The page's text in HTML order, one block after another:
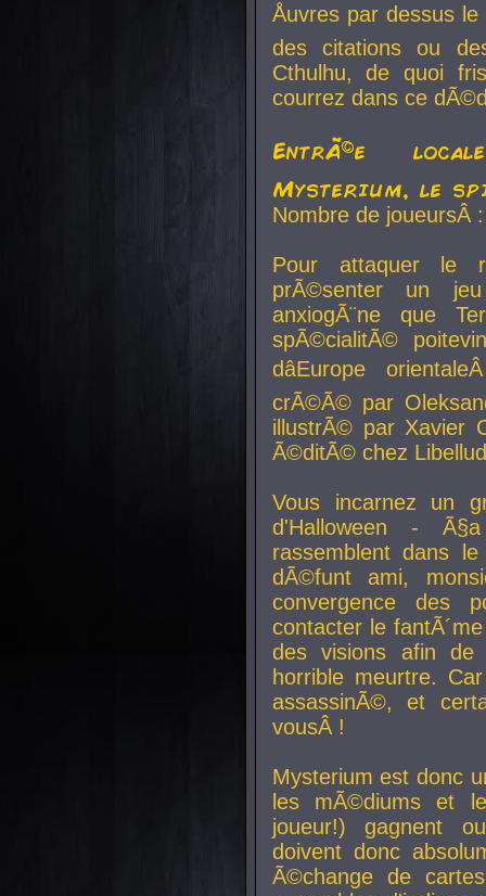
Åuvres par dessus
des citations ou
Cthulhu, de quoi
courrez dans ce
EntrÃ©e
Mysterium, le
Nombre de
Pour attaquer le
prÃ©senter un
anxiogÃ¨ne que
spÃ©cialitÃ©
dâEurope
crÃ©Ã© par
illustrÃ© par Xavier
Ã©ditÃ© chez
Vous incarnez un
d'Halloween -
rassemblent dans
dÃ©funt ami,
convergence des
contacter le
des visions afin
horrible meurtre.
assassinÃ©, et
vousÂ !
Mysterium est donc
les mÃ©diums et
joueur!) gagnent
doivent donc
Ã©change de